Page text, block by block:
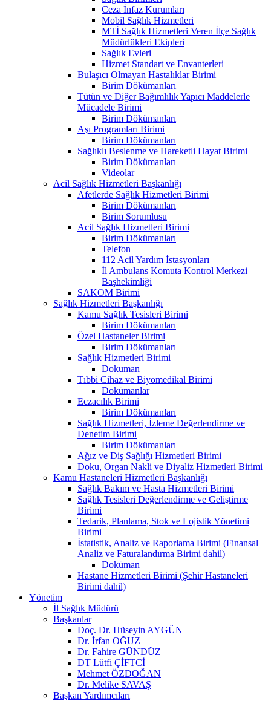
Ceza İnfaz Kurumları
Mobil Sağlık Hizmetleri
MTİ Sağlık Hizmetleri Veren İlçe Sağlık
Müdürlükleri Ekipleri
Sağlık Evleri
Hizmet Standart ve Envanterleri
Bulaşıcı Olmayan Hastalıklar Birimi
Birim Dökümanları
Tütün ve Diğer Bağımlılık Yapıcı Maddelerle
Mücadele Birimi
Birim Dökümanları
Aşı Programları Birimi
Birim Dökümanları
Sağlıklı Beslenme ve Hareketli Hayat Birimi
Birim Dökümanları
Videolar
Acil Sağlık Hizmetleri Başkanlığı
Afetlerde Sağlık Hizmetleri Birimi
Birim Dökümanları
Birim Sorumlusu
Acil Sağlık Hizmetleri Birimi
Birim Dökümanları
Telefon
112 Acil Yardım İstasyonları
İl Ambulans Komuta Kontrol Merkezi
Başhekimliği
SAKOM Birimi
Sağlık Hizmetleri Başkanlığı
Kamu Sağlık Tesisleri Birimi
Birim Dökümanları
Özel Hastaneler Birimi
Birim Dökümanları
Sağlık Hizmetleri Birimi
Dokuman
Tıbbi Cihaz ve Biyomedikal Birimi
Dokümanlar
Eczacılık Birimi
Birim Dökümanları
Sağlık Hizmetleri, İzleme Değerlendirme ve
Denetim Birimi
Birim Dökümanları
Ağız ve Diş Sağlığı Hizmetleri Birimi
Doku, Organ Nakli ve Diyaliz Hizmetleri Birimi
Kamu Hastaneleri Hizmetleri Başkanlığı
Sağlık Bakım ve Hasta Hizmetleri Birimi
Sağlık Tesisleri Değerlendirme ve Geliştirme
Birimi
Tedarik, Planlama, Stok ve Lojistik Yönetimi
Birimi
İstatistik, Analiz ve Raporlama Birimi (Finansal
Analiz ve Faturalandırma Birimi dahil)
Doküman
Hastane Hizmetleri Birimi (Şehir Hastaneleri
Birimi dahil)
Yönetim
İl Sağlık Müdürü
Başkanlar
Doç. Dr. Hüseyin AYGÜN
Dr. İrfan OĞUZ
Dr. Fahire GÜNDÜZ
DT Lütfi ÇİFTCİ
Mehmet ÖZDOĞAN
Dr. Melike SAVAŞ
Başkan Yardımcıları